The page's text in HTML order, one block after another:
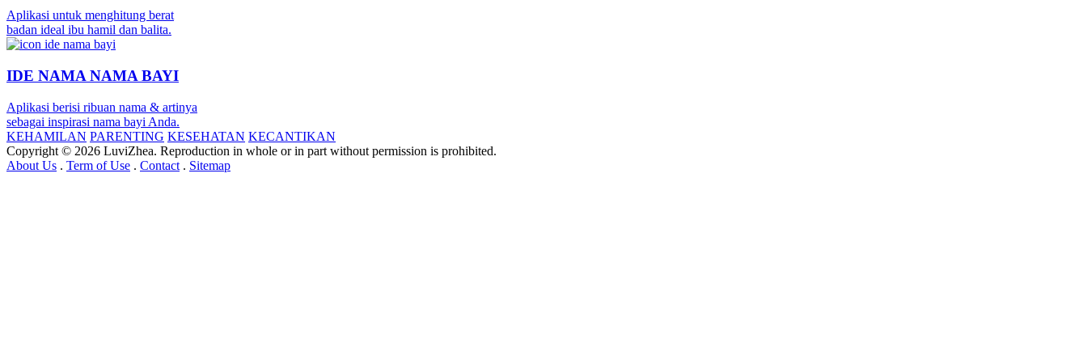
Aplikasi untuk menghitung berat
badan ideal ibu hamil dan balita.
IDE NAMA NAMA BAYI
Aplikasi berisi ribuan nama & artinya
sebagai inspirasi nama bayi Anda.
KEHAMILAN PARENTING KESEHATAN KECANTIKAN
Copyright © 2026 LuviZhea. Reproduction in whole or in part without permission is prohibited.
About Us . Term of Use . Contact . Sitemap